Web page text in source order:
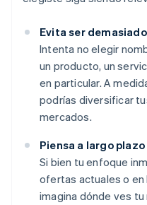
Evita ser
Intenta no elegir
un producto, un
en particular. A
podrías diversificar
mercados.
Piensa a largo plazo
Si bien tu enfoque
ofertas actuales o
imagina dónde ves